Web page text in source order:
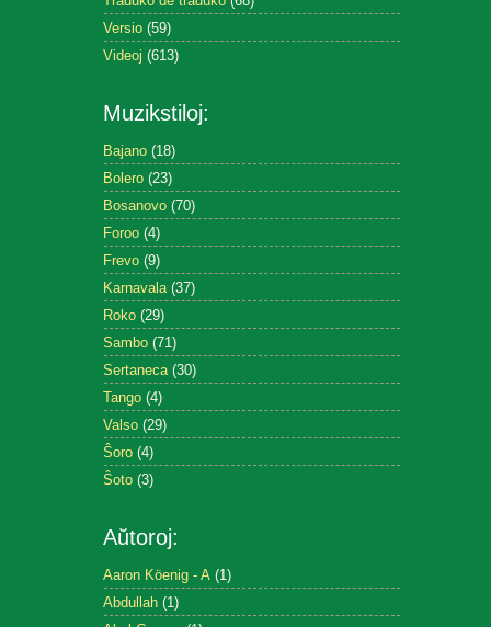
Versio (59)
Videoj (613)
Muzikstiloj:
Bajano (18)
Bolero (23)
Bosanovo (70)
Foroo (4)
Frevo (9)
Karnavala (37)
Roko (29)
Sambo (71)
Sertaneca (30)
Tango (4)
Valso (29)
Ŝoro (4)
Ŝoto (3)
Aŭtoroj:
Aaron Köenig - A (1)
Abdullah (1)